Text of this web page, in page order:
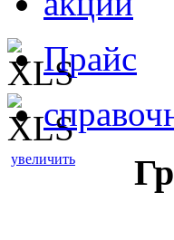
Прайс
увеличить